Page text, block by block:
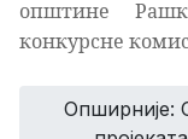
општине
конкурсне
Опширније: